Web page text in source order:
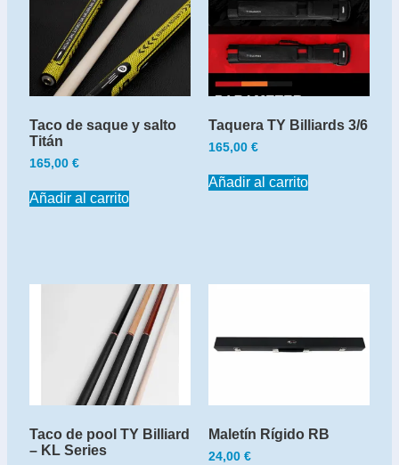
Taco de saque y salto
Titán
165,00 €
Añadir al carrito
Taquera TY Billiards 3/6
165,00 €
Añadir al carrito
Taco de pool TY Billiard
– KL Series
Maletín Rígido RB
24,00 €